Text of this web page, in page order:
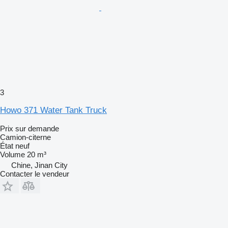
3
Howo 371 Water Tank Truck
Prix sur demande
Camion-citerne
État neuf
Volume 20 m³
Chine, Jinan City
Contacter le vendeur